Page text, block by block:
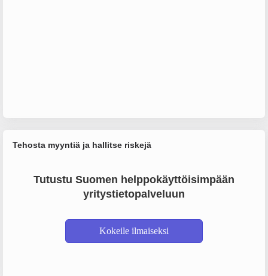
Tehosta myyntiä ja hallitse riskejä
Tutustu Suomen helppokäyttöisimpään
yritystietopalveluun
Kokeile ilmaiseksi